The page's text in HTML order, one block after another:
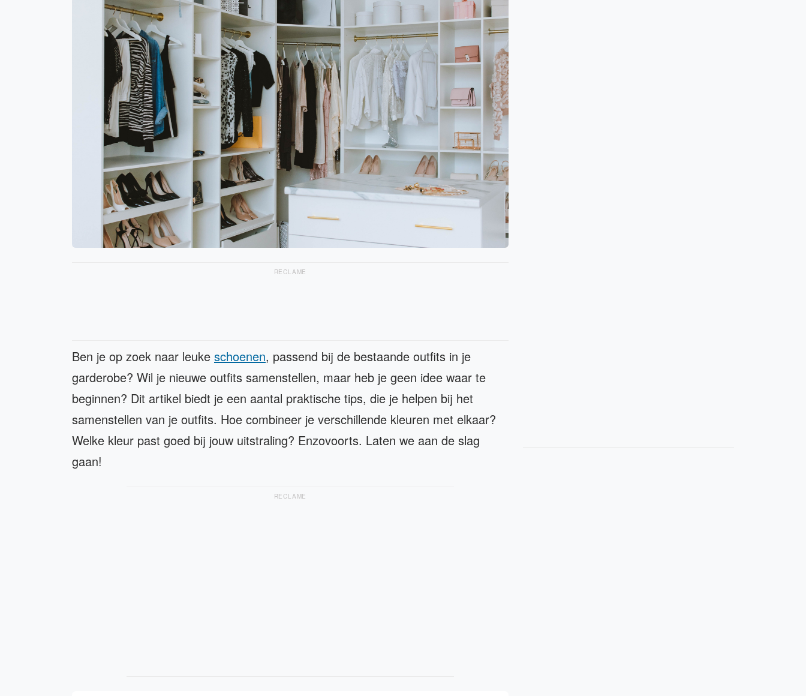
RECLAME
Ben je op zoek naar leuke schoenen, passend bij de bestaande outfits in je
garderobe? Wil je nieuwe outfits samenstellen, maar heb je geen idee waar te
beginnen? Dit artikel biedt je een aantal praktische tips, die je helpen bij het
samenstellen van je outfits. Hoe combineer je verschillende kleuren met elkaar?
Welke kleur past goed bij jouw uitstraling? Enzovoorts. Laten we aan de slag
gaan!
RECLAME